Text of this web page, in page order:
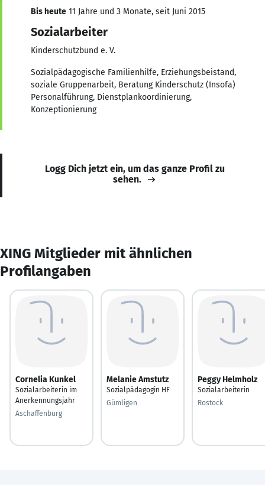
Bis heute 11 Jahre und 3 Monate, seit Juni 2015
Sozialarbeiter
Kinderschutzbund e. V.
Sozialpädagogische Familienhilfe, Erziehungsbeistand,
soziale Gruppenarbeit, Beratung Kinderschutz (Insofa)
Personalführung, Dienstplankoordinierung,
Konzeptionierung
Logg Dich jetzt ein, um das ganze Profil zu
sehen.
XING Mitglieder mit ähnlichen
Profilangaben
Cornelia Kunkel
Sozialarbeiterin im
Anerkennungsjahr
Aschaffenburg
Melanie Amstutz
Sozialpädagogin HF
Gümligen
Peggy Helmholz
Sozialarbeiterin
Rostock